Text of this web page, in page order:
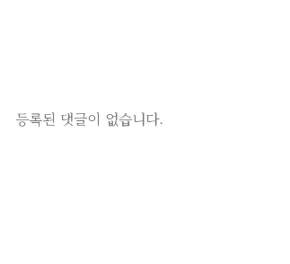
등록된 댓글이 없습니다.